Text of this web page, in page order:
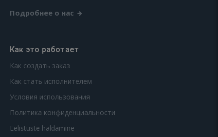
Подробнее о нас
Как это работает
Как создать заказ
Как стать исполнителем
Условия использования
Политика конфиденциальности
Eelistuste haldamine